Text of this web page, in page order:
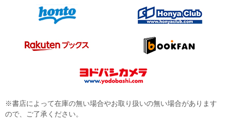
※書店によって在庫の無い場合やお取り扱いの無い場合があります
ので、ご了承ください。